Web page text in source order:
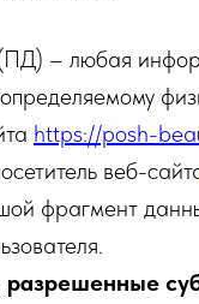
– любая
https://posh-
веб-
фрагмент